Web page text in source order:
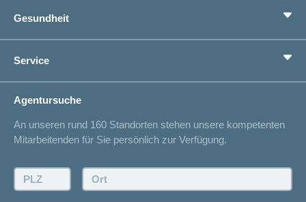
Zusatzversicherungen
Vorsorge
Ich suche eine Versicherung für
Lebenssituation
Sparen bei der Versicherung
Gesundheit
Gesundheitskompass
concordiaMed
Service
Spitalliste
Unfallmeldung
Offertanfrage
Rückruf anfordern
Agentursuche
An unseren rund 160 Standorten stehen unsere kompetenten
Mitarbeitenden für Sie persönlich zur Verfügung.
PLZ: Ort: